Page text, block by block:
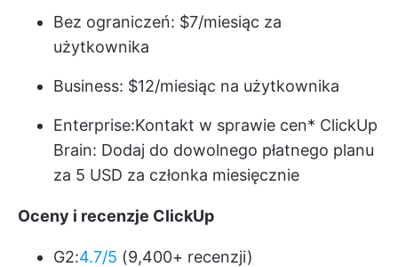
Bez ograniczeń: $7/miesiąc za
użytkownika
Business: $12/miesiąc na użytkownika
Enterprise:Kontakt w sprawie cen* ClickUp
Brain: Dodaj do dowolnego płatnego planu
za 5 USD za członka miesięcznie
Oceny i recenzje ClickUp
G2:4.7/5 (9,400+ recenzji)